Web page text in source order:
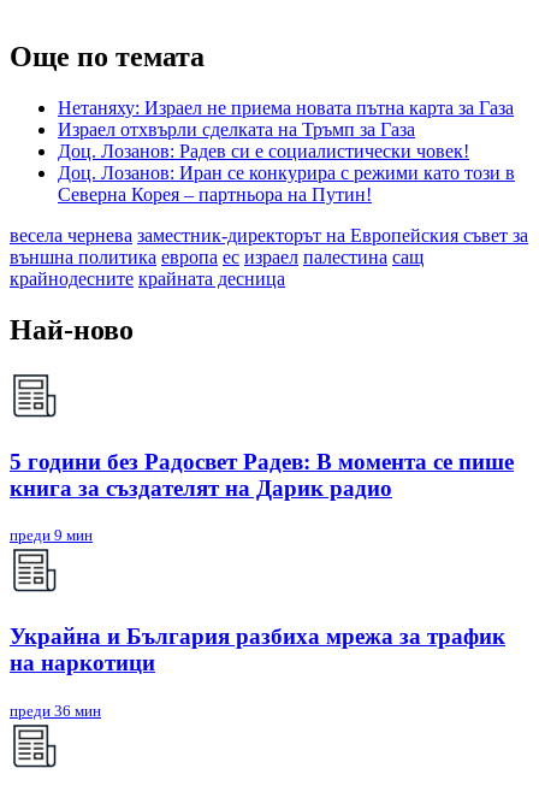
Още по темата
Нетаняху: Израел не приема новата пътна карта за Газа
Израел отхвърли сделката на Тръмп за Газа
Доц. Лозанов: Радев си е социалистически човек!
Доц. Лозанов: Иран се конкурира с режими като този в
Северна Корея – партньора на Путин!
весела чернева заместник-директорът на Европейския съвет за
външна политика европа ес израел палестина сащ
крайнодесните крайната десница
Най-ново
5 години без Радосвет Радев: В момента се пише
книга за създателят на Дарик радио
преди 9 мин
Украйна и България разбиха мрежа за трафик
на наркотици
преди 36 мин